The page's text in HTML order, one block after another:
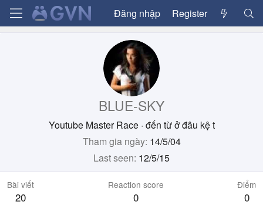
Đăng nhập Register
BLUE-SKY
Youtube Master Race · đến từở đâu kệ t
Tham gia ngày 14/5/04
Last seen 12/5/15
Bài viết
20
Reaction score
0
Điểm
0